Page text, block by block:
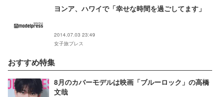
ヨンア、ハワイで「幸せな時間を過ごしてます」
2014.07.03 23:49
女子旅プレス
おすすめ特集
8月のカバーモデルは映画「ブルーロック」の高橋
文哉